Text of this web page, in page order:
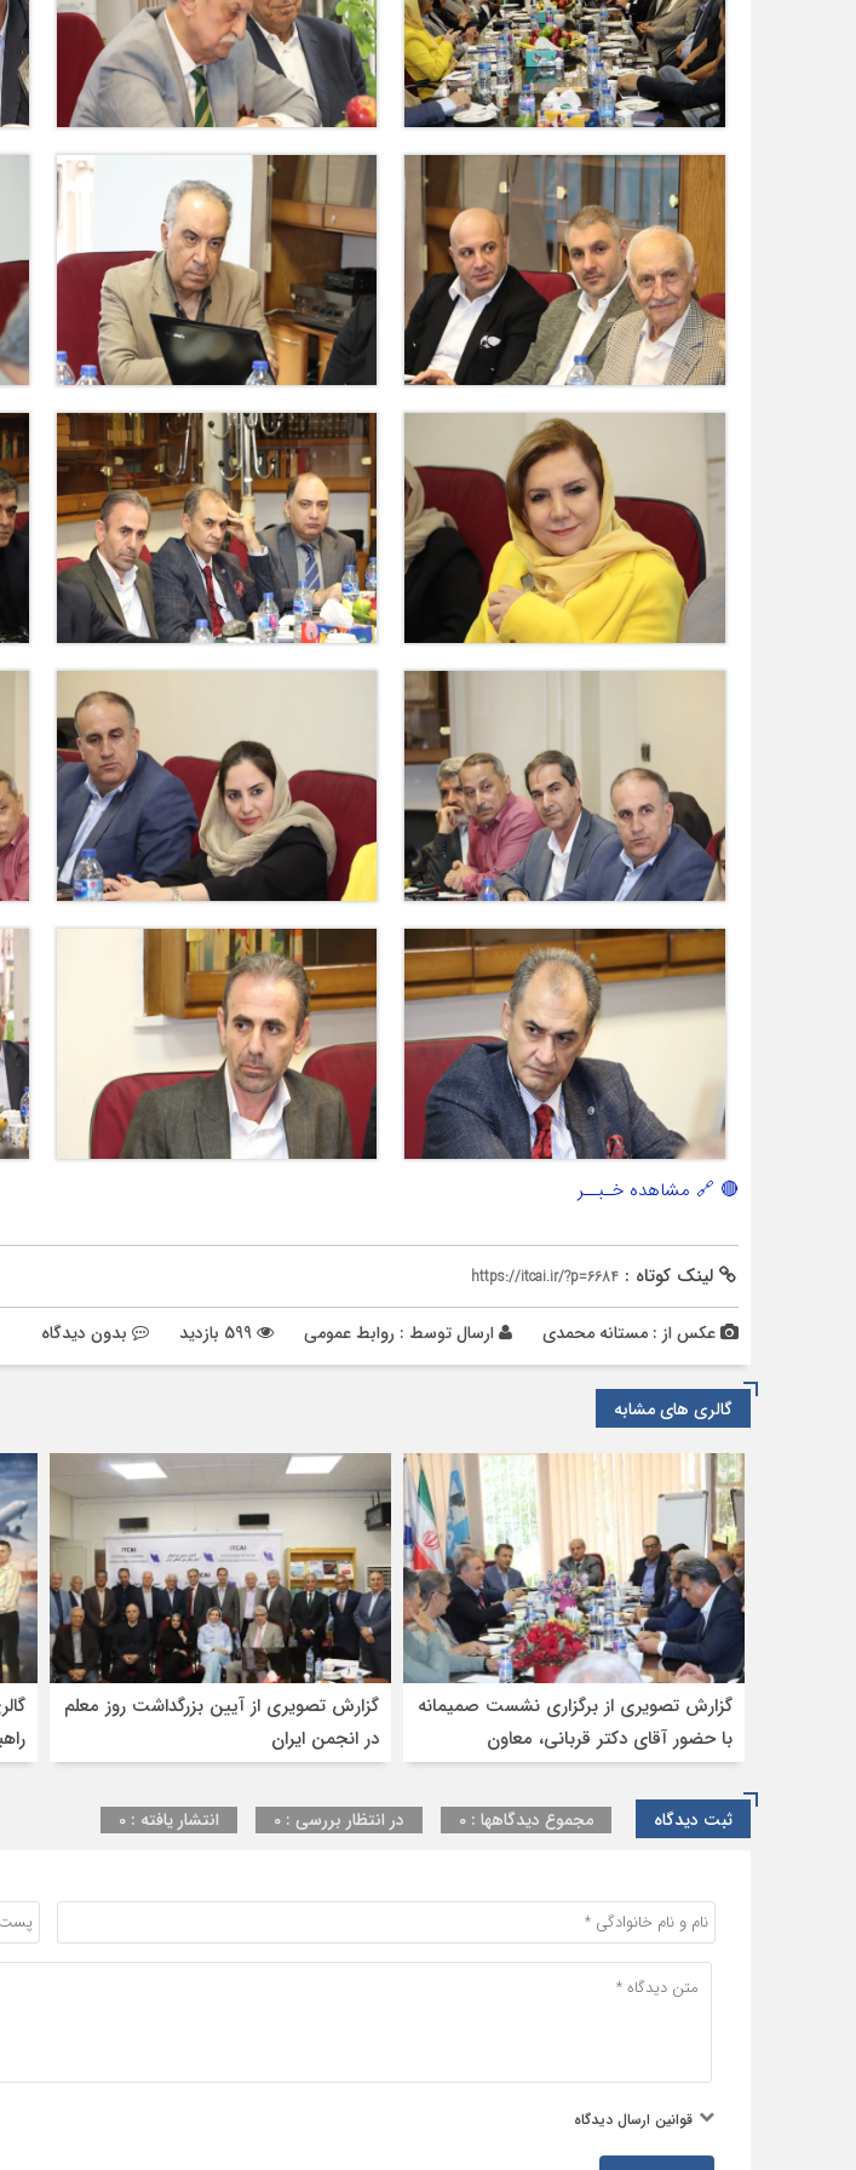
🔴 🔗 مشاهده خـبــر
لینک کوتاه : https://itcai.ir/?p=6684
عکس از : مستانه محمدی ارسال توسط : روابط عمومی بدون دیدگاه
گالری های مشابه
گزارش تصویری از برگزاری نشست صمیمانه
با حضور آقای دکتر قربانی، معاون
حمل‌ونقل وزیر راه و شهرسازی،آقای
مهندس جمیلی مدیرکل تشکل‌های وزارت
راه و شهرسازی، جناب آقای مهندس
آقای خناری مدیرکل دفتر ترانزیت گمرک
ج.ا.ا، و جناب آقای زندیه مدیر کارنه تیر اتاق
ایران به همراه نمایندگان تشکل‌های
تخصصی حوزه حمل‌ونقل بین‌المللی ایران
گزارش تصویری از آیین بزرگداشت روز معلم
در انجمن ایران
ثبت دیدگاه مجموع دیدگاهها : 0 در انتظار بررسی : 0 انتشار یافته : 0
قوانین ارسال دیدگاه